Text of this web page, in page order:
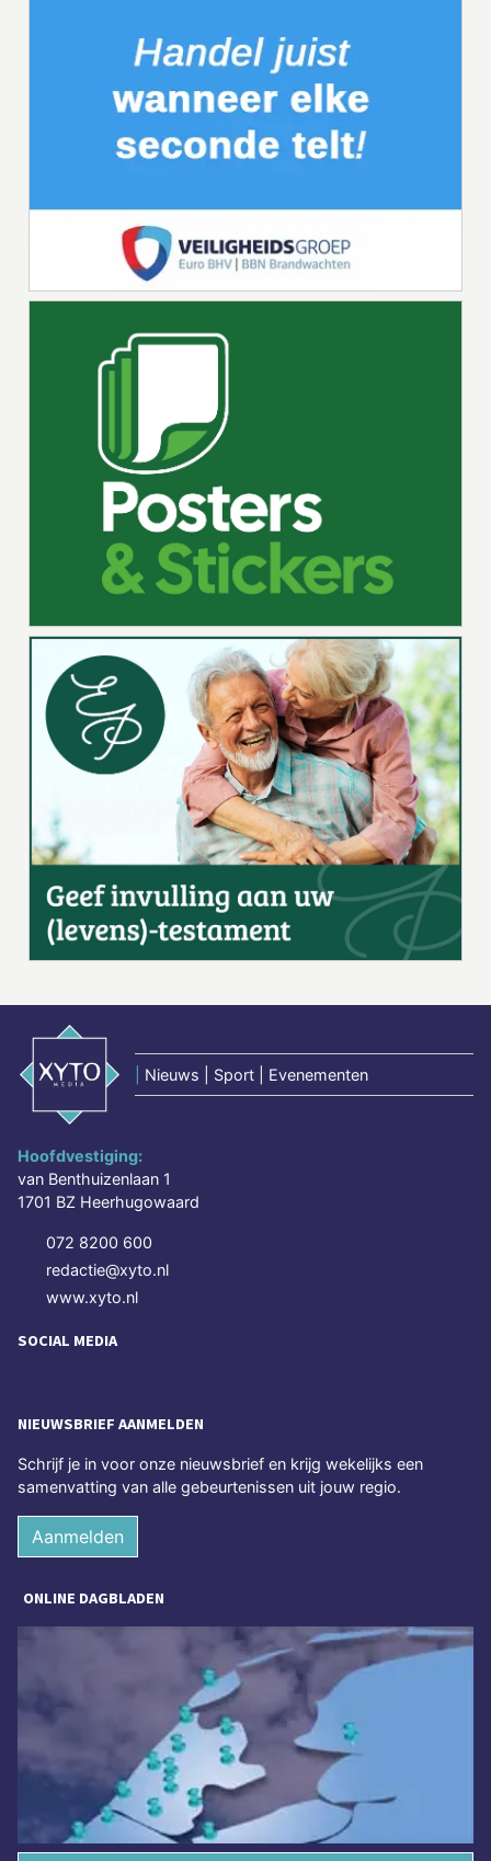
Nieuws | Sport | Evenementen
Hoofdvestiging:
van Benthuizenlaan 1
1701 BZ Heerhugowaard
072 8200 600
redactie@xyto.nl
www.xyto.nl
SOCIAL MEDIA
NIEUWSBRIEF AANMELDEN
Schrijf je in voor onze nieuwsbrief en krijg wekelijks een
samenvatting van alle gebeurtenissen uit jouw regio.
Aanmelden
ONLINE DAGBLADEN